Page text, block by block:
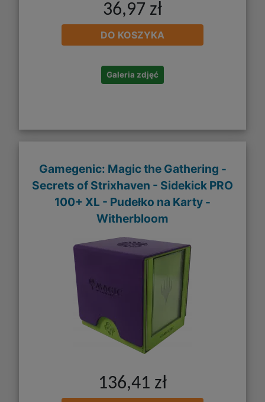
36,97 zł
DO KOSZYKA
Galeria zdjęć
Gamegenic: Magic the Gathering -
Secrets of Strixhaven - Sidekick PRO
100+ XL - Pudełko na Karty -
Witherbloom
136,41 zł